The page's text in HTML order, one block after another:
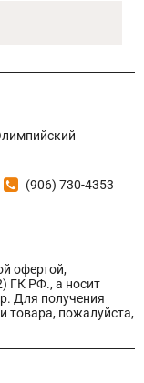
(906) 730-4353
офертой,
ГК РФ., а носит
Для получения
товара, пожалуйста,